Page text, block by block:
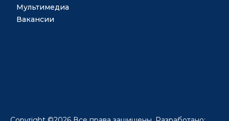
Мультимедиа
Вакансии